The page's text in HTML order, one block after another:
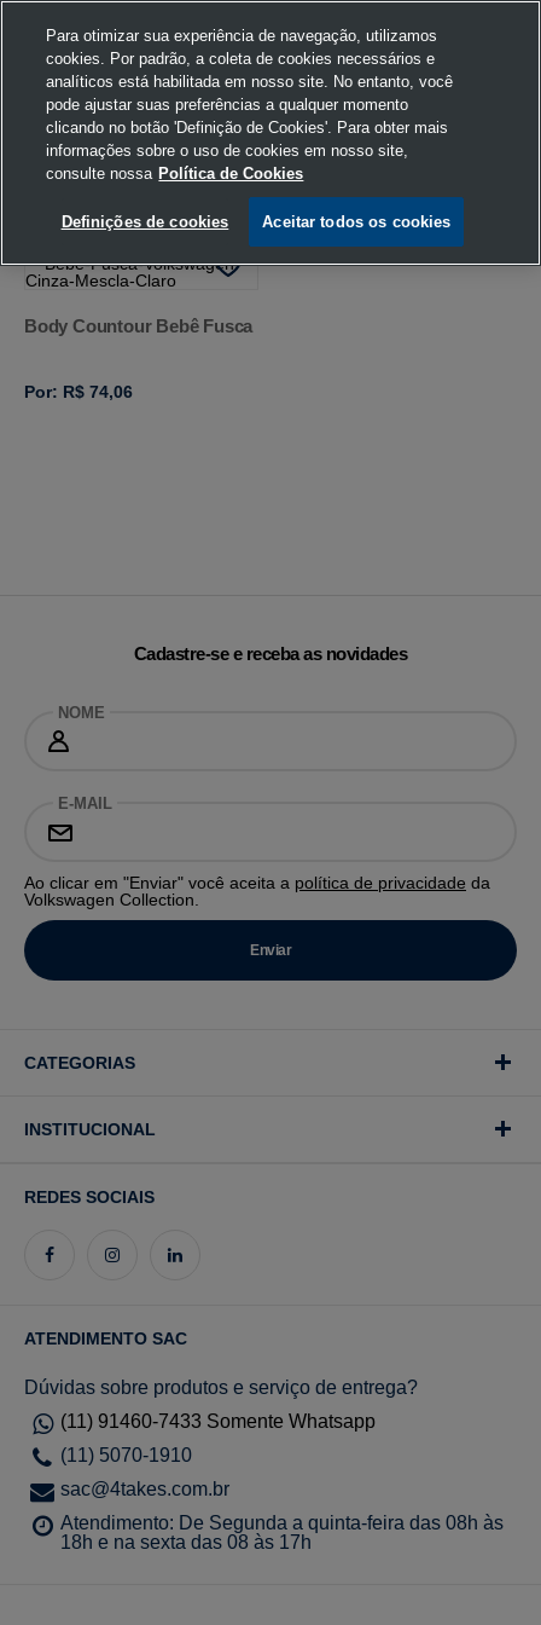
Home Volkswagen Vestuário Body Cinza Mescla Claro
FILTRAR Ordenar por
Body Countour Bebê Fusca
Por: R$ 74,06
Cadastre-se e receba as novidades
NOME
E-MAIL
Ao clicar em "Enviar" você aceita a política de privacidade da
Volkswagen Collection.
CATEGORIAS
INSTITUCIONAL
REDES SOCIAIS
ATENDIMENTO SAC
Dúvidas sobre produtos e serviço de entrega?
(11) 91460-7433 Somente Whatsapp
(11) 5070-1910
sac@4takes.com.br
Atendimento: De Segunda a quinta-feira das 08h às
18h e na sexta das 08 às 17h
Para otimizar sua experiência de navegação, utilizamos
cookies. Por padrão, a coleta de cookies necessários e
analíticos está habilitada em nosso site. No entanto, você
pode ajustar suas preferências a qualquer momento
clicando no botão 'Definição de Cookies'. Para obter mais
informações sobre o uso de cookies em nosso site,
consulte nossa Política de Cookies
Definições de cookies Aceitar todos os cookies